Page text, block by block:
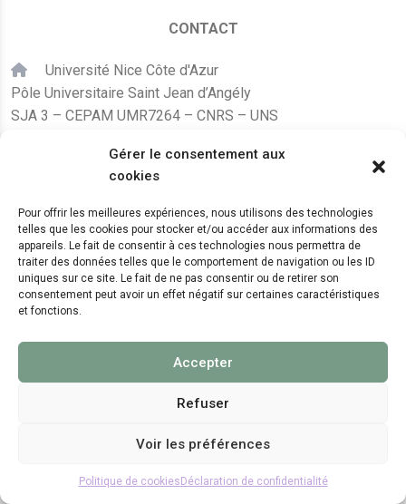
Gérer le consentement aux
cookies
Pour offrir les meilleures expériences, nous utilisons des technologies
telles que les cookies pour stocker et/ou accéder aux informations des
appareils. Le fait de consentir à ces technologies nous permettra de
traiter des données telles que le comportement de navigation ou les ID
uniques sur ce site. Le fait de ne pas consentir ou de retirer son
consentement peut avoir un effet négatif sur certaines caractéristiques
et fonctions.
Accepter
Refuser
Voir les préférences
Politique de cookies Déclaration de confidentialité
CONTACT
Université Nice Côte d'Azur
Pôle Universitaire Saint Jean d’Angély
SJA 3 – CEPAM UMR7264 – CNRS – UNS
+33 (0)4 89 15 24 08
LE CEPAM EST HÉBERGÉ PAR
© 2024 Copyright:CEPAM UMR7264, CNRS, CNRS